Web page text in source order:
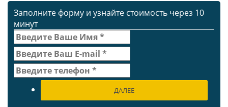
Заполните форму и узнайте стоимость через 10
минут
ДАЛЕЕ